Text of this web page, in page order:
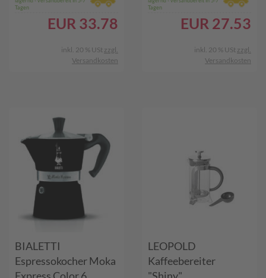
Tagen
EUR 33.78
inkl. 20 % USt zzgl.
Versandkosten
Tagen
EUR 27.53
inkl. 20 % USt zzgl.
Versandkosten
BIALETTI
Espressokocher Moka
LEOPOLD
Kaffeebereiter